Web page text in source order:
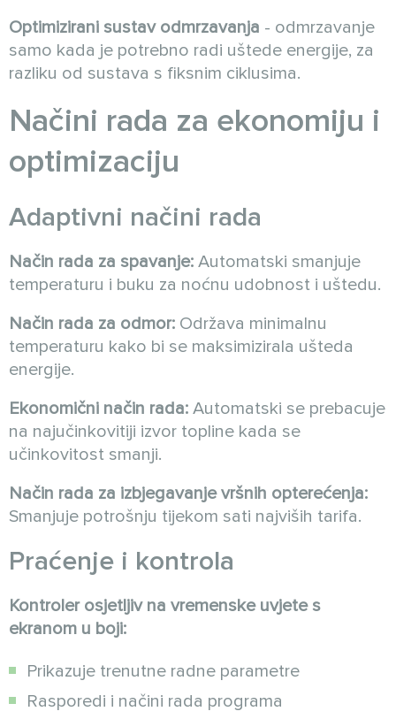
Optimizirani sustav odmrzavanja - odmrzavanje
samo kada je potrebno radi uštede energije, za
razliku od sustava s fiksnim ciklusima.
Načini rada za ekonomiju i
optimizaciju
Adaptivni načini rada
Način rada za spavanje: Automatski smanjuje
temperaturu i buku za noćnu udobnost i uštedu.
Način rada za odmor: Održava minimalnu
temperaturu kako bi se maksimizirala ušteda
energije.
Ekonomični način rada: Automatski se prebacuje
na najučinkovitiji izvor topline kada se
učinkovitost smanji.
Način rada za izbjegavanje vršnih opterećenja:
Smanjuje potrošnju tijekom sati najviših tarifa.
Praćenje i kontrola
Kontroler osjetljiv na vremenske uvjete s
ekranom u boji:
Prikazuje trenutne radne parametre
Rasporedi i načini rada programa